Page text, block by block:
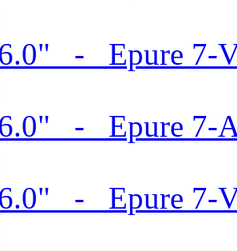
- Epure 7-
- Epure 7-
- Epure 7-